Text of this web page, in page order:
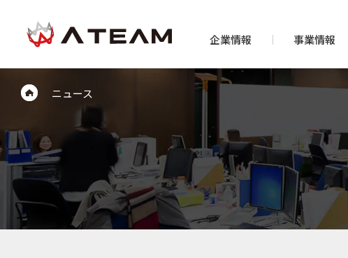
企業情報 事業情報
ニュース